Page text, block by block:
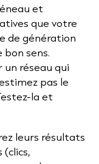
et
que votre
de génération
bon sens.
un réseau qui
pas le
la et
leurs résultats